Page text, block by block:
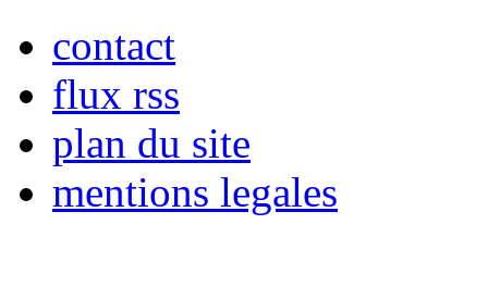
contact
flux rss
plan du site
mentions legales